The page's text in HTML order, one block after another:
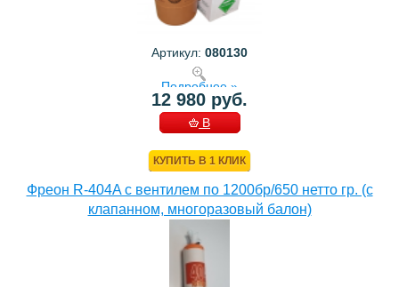
Артикул: 080130
Подробнее »
12 980 руб.
В
КУПИТЬ В 1 КЛИК
Фреон R-404A с вентилем по 1200бр/650 нетто гр. (с
клапанном, многоразовый балон)